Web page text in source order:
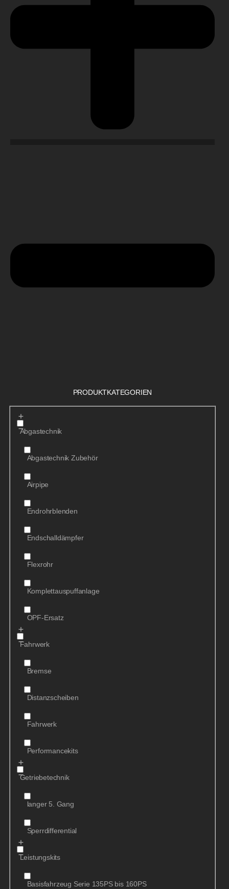
PRODUKTKATEGORIEN
Abgastechnik
Abgastechnik Zubehör
Airpipe
Endrohrblenden
Endschalldämpfer
Flexrohr
Komplettauspuffanlage
OPF-Ersatz
Fahrwerk
Bremse
Distanzscheiben
Fahrwerk
Performancekits
Getriebetechnik
langer 5. Gang
Sperrdifferential
Leistungskits
Basisfahrzeug Serie 135PS bis 160PS